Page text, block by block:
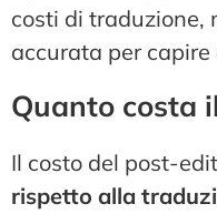
costi di traduzione,
accurata per
Quanto costa
Il costo del post-
rispetto alla